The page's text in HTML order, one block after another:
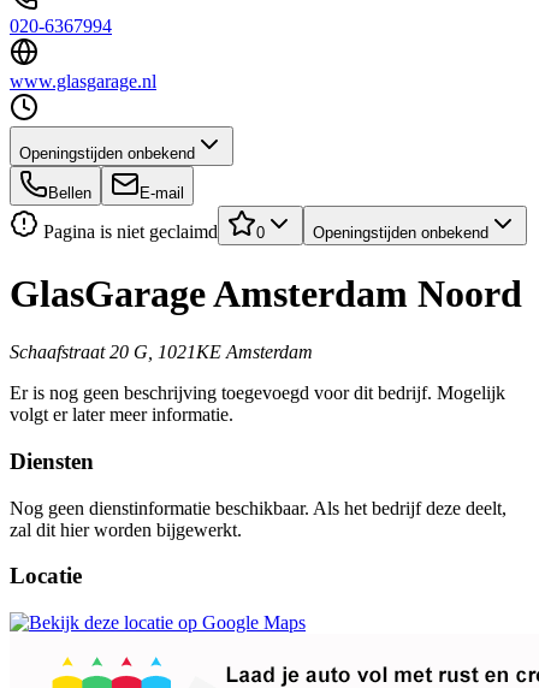
020-6367994
www.glasgarage.nl
Openingstijden onbekend
Bellen E-mail
Pagina is niet geclaimd 0 Openingstijden onbekend
GlasGarage Amsterdam Noord
Schaafstraat 20 G, 1021KE Amsterdam
Er is nog geen beschrijving toegevoegd voor dit bedrijf. Mogelijk
volgt er later meer informatie.
Diensten
Nog geen dienstinformatie beschikbaar. Als het bedrijf deze deelt,
zal dit hier worden bijgewerkt.
Locatie